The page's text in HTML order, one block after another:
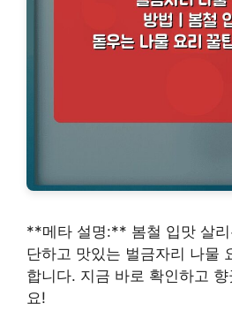
**메타 설명:** 봄철 입맛 살
단하고 맛있는 벌금자리 나물
합니다. 지금 바로 확인하고
요!